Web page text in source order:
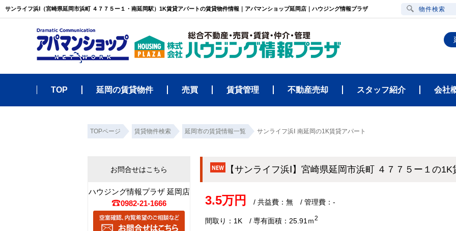
サンライフ浜Ⅰ（宮崎県延岡市浜町 ４７７５ー１・南延岡駅）1K賃貸アパートの賃貸物件情報｜アパマンショップ延岡店｜ハウジング情報プラザ
TOP 延岡の賃貸物件 売買 賃貸管理 不動産売却 スタッフ紹介 会社
TOPページ 賃貸物件検索 延岡市の賃貸情報一覧 サンライフ浜Ⅰ 南延岡の1K賃貸アパート
【サンライフ浜Ⅰ】宮崎県延岡市浜町 ４７７５ー１の
3.5万円 / 共益費：無 / 管理費：-
間取り：1K / 専有面積：25.91ｍ2
お問合せはこちら
ハウジング情報プラザ 延岡店
0982-21-1666
物件検索